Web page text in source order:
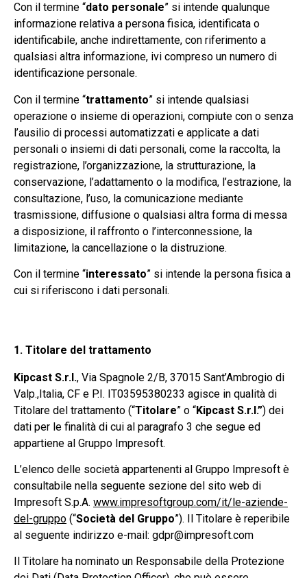
Con il termine “dato personale” si intende qualunque
informazione relativa a persona fisica, identificata o
identificabile, anche indirettamente, con riferimento a
qualsiasi altra informazione, ivi compreso un numero di
identificazione personale.
Con il termine “trattamento” si intende qualsiasi
operazione o insieme di operazioni, compiute con o senza
l’ausilio di processi automatizzati e applicate a dati
personali o insiemi di dati personali, come la raccolta, la
registrazione, l’organizzazione, la strutturazione, la
conservazione, l’adattamento o la modifica, l’estrazione, la
consultazione, l’uso, la comunicazione mediante
trasmissione, diffusione o qualsiasi altra forma di messa
a disposizione, il raffronto o l’interconnessione, la
limitazione, la cancellazione o la distruzione.
Con il termine “interessato” si intende la persona fisica a
cui si riferiscono i dati personali.
1. Titolare del trattamento
Kipcast S.r.l., Via Spagnole 2/B, 37015 Sant’Ambrogio di
Valp.,Italia, CF e P.I. IT03595380233 agisce in qualità di
Titolare del trattamento (“Titolare” o “Kipcast S.r.l.”) dei
dati per le finalità di cui al paragrafo 3 che segue ed
appartiene al Gruppo Impresoft.
L’elenco delle società appartenenti al Gruppo Impresoft è
consultabile nella seguente sezione del sito web di
Impresoft S.p.A. www.impresoftgroup.com/it/le-aziende-
del-gruppo (“Società del Gruppo”). Il Titolare è reperibile
al seguente indirizzo e-mail: gdpr@impresoft.com
Il Titolare ha nominato un Responsabile della Protezione